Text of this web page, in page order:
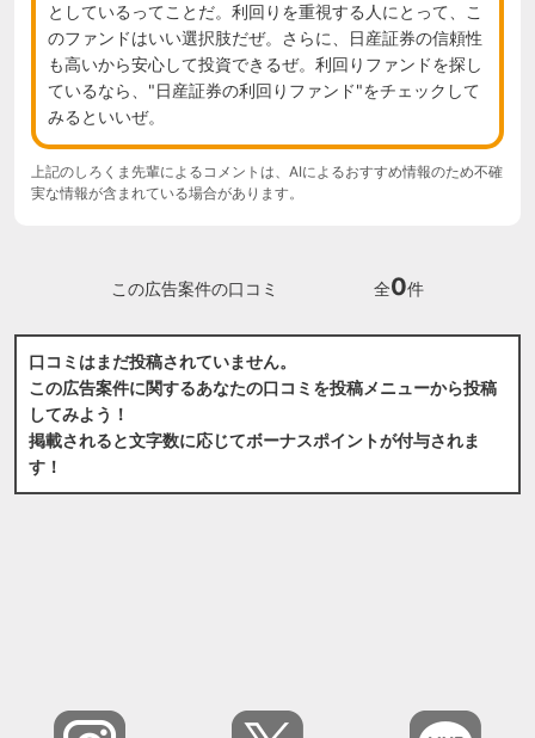
としているってことだ。利回りを重視する人にとって、こ
のファンドはいい選択肢だぜ。さらに、日産証券の信頼性
も高いから安心して投資できるぜ。利回りファンドを探し
ているなら、"日産証券の利回りファンド"をチェックして
みるといいぜ。
上記のしろくま先輩によるコメントは、AIによるおすすめ情報のため不確
実な情報が含まれている場合があります。
この広告案件の口コミ 全0件
口コミはまだ投稿されていません。
この広告案件に関するあなたの口コミを投稿メニューから投稿
してみよう！
掲載されると文字数に応じてボーナスポイントが付与されま
す！